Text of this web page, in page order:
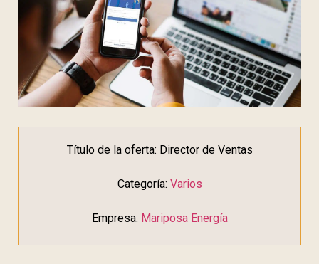
Título de la oferta: Director de Ventas
Categoría: Varios
Empresa: Mariposa Energía